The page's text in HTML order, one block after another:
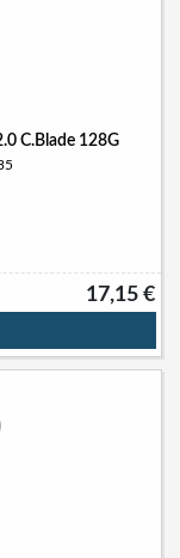
C.Blade 128G
17,15 €